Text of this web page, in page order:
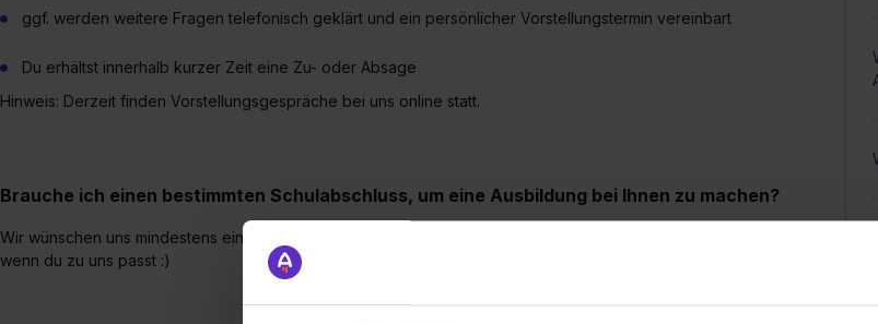
ggf. werden weitere Fragen telefonisch geklärt und ein persönlicher Vorstellungstermin vereinbart
Du erhältst innerhalb kurzer Zeit eine Zu- oder Absage
Hinweis: Derzeit finden Vorstellungsgespräche bei uns online statt.
Brauche ich einen bestimmten Schulabschluss, um eine Ausbildung bei Ihnen zu machen?
Wir wünschen uns mindestens einen Fachabitur-Abschluss, aber sind auch gern bereit eine Ausnahme zu machen,
wenn du zu uns passt :)